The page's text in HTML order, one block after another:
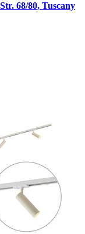
68/80, Tuscany